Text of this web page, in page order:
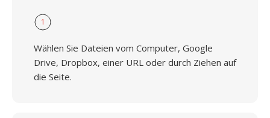
1
Wählen Sie Dateien vom Computer, Google
Drive, Dropbox, einer URL oder durch Ziehen auf
die Seite.